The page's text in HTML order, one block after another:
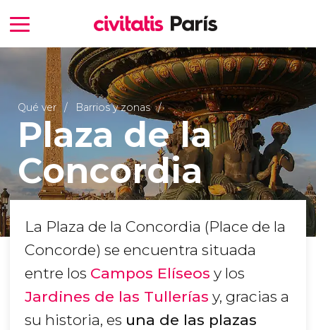
Qué ver Barrios y zonas
Plaza de la
Concordia
La Plaza de la Concordia (Place de la
Concorde) se encuentra situada
entre los Campos Elíseos y los
Jardines de las Tullerías y, gracias a
su historia, es una de las plazas